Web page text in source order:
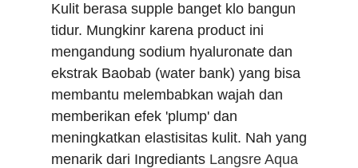
Kulit berasa supple banget klo bangun
tidur. Mungkinr karena product ini
mengandung sodium hyaluronate dan
ekstrak Baobab (water bank) yang bisa
membantu melembabkan wajah dan
memberikan efek 'plump' dan
meningkatkan elastisitas kulit. Nah yang
menarik dari Ingrediants Langsre Aqua